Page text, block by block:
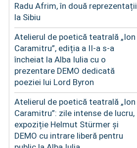
Radu Afrim, în două reprezentații
la Sibiu
Atelierul de poetică teatrală „Ion
Caramitru”, ediția a II-a s-a
încheiat la Alba Iulia cu o
prezentare DEMO dedicată
poeziei lui Lord Byron
Atelierul de poetică teatrală „Ion
Caramitru”: zile intense de lucru,
expoziție Helmut Stürmer și
DEMO cu intrare liberă pentru